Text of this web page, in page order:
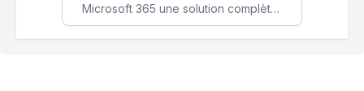
Microsoft 365 une solution complète qui booste votre productivité, renforce la sécurité de vos données et facilite la collaboration.